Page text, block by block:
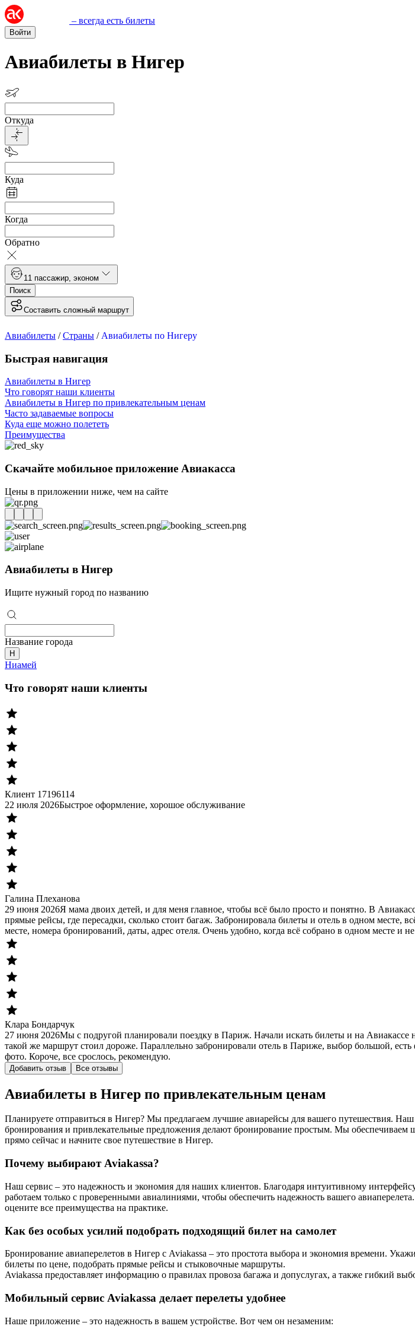
– всегда есть билеты
Войти
Авиабилеты в Нигер
Откуда
Куда
Когда
Обратно
1 1 пассажир эконом
Поиск
Составить сложный маршрут
Авиабилеты /Страны / Авиабилеты по Нигеру
Быстрая навигация
Авиабилеты в Нигер
Что говорят наши клиенты
Авиабилеты в Нигер по привлекательным ценам
Часто задаваемые вопросы
Куда еще можно полететь
Преимущества
Скачайте мобильное приложение Авиакасса
Цены в приложении ниже, чем на сайте
Авиабилеты в Нигер
Ищите нужный город по названию
Название города
Н
Ниамей
Что говорят наши клиенты
Клиент 17196114
22 июля 2026Быстрое оформление, хорошое обслуживание
Галина Плеханова
29 июня 2026Я мама двоих детей, и для меня главное, чтобы всё было просто и понятно. В
прямые рейсы, где пересадки, сколько стоит багаж. Забронировала билеты и отель в одном месте,
месте, номера бронирований, даты, адрес отеля. Очень удобно, когда всё собрано в одном месте и
Клара Бондарчук
27 июня 2026Мы с подругой планировали поездку в Париж. Начали искать билеты и на
такой же маршрут стоил дороже. Параллельно забронировали отель в Париже, выбор большой,
фото. Короче, все срослось, рекомендую.
Добавить отзыв Все отзывы
Авиабилеты в Нигер по привлекательным ценам
Планируете отправиться в Нигер? Мы предлагаем лучшие авиарейсы для вашего путешествия.
бронирования и привлекательные предложения делают бронирование простым. Мы
прямо сейчас и начните свое путешествие в Нигер.
Почему выбирают Aviakassa?
Наш сервис – это надежность и экономия для наших клиентов. Благодаря интуитивному
работаем только с проверенными авиалиниями, чтобы обеспечить надежность вашего
оцените все преимущества на практике.
Как без особых усилий подобрать подходящий билет на самолет
Бронирование авиаперелетов в Нигер с Aviakassa – это простота выбора и экономия времени.
билеты по цене, подобрать прямые рейсы и стыковочные маршруты.
Aviakassa предоставляет информацию о правилах провоза багажа и допуслугах, а также гибкий
Мобильный сервис Aviakassa делает перелеты удобнее
Наше приложение – это надежность в вашем устройстве. Вот чем он незаменим: